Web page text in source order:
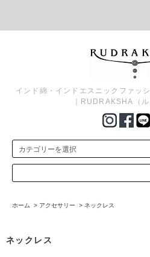
インド綿・インドエスニックファッ
｜RUDRAKSHA（ル
ホーム > アクセサリー > ネックレス
ネックレス